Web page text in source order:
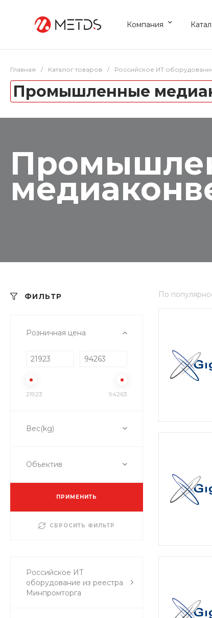
Компания
Главная / Каталог товаров / Российское ИТ
Промышленные
ФИЛЬТР
Розничная цена
21923 94263
Вес(kg)
Объектив
ПРИМЕНИТЬ
СБРОСИТЬ ФИЛЬТР
Российское ИТ
оборудование из реестра
Минпромторга
По